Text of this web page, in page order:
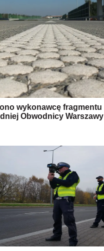
wykonawcę fragmentu
Obwodnicy Warszawy